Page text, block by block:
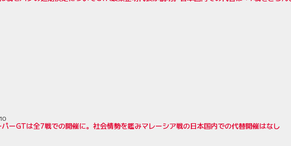
ーGTは全7戦での開催に。社会情勢を鑑みマレーシア戦の日本国内での代替開催はなし